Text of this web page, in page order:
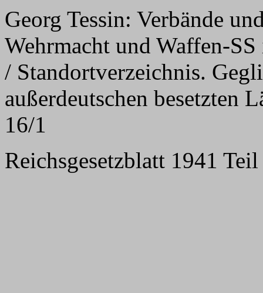
Georg Tessin: Verbände
Wehrmacht und Waffen-
/ Standortverzeichnis.
außerdeutschen besetzten
16/1
Reichsgesetzblatt 1941